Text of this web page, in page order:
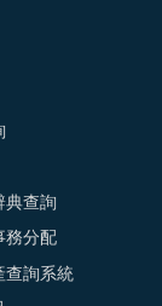
典查詢
務分配
查詢系統